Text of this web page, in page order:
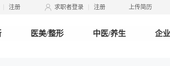
注册 求职者登录 注册 上传简历
医美/整形 中医/养生 企